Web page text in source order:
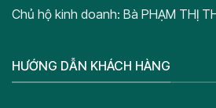
Chủ hộ kinh doanh: Bà PHẠM THỊ
HƯỚNG DẪN KHÁCH HÀNG